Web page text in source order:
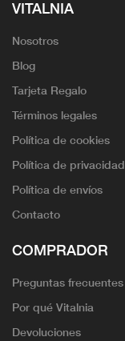
VITALNIA
Nosotros
Blog
Tarjeta Regalo
Términos legales
Política de cookies
Política de privacidad
Política de envíos
Contacto
COMPRADOR
Preguntas frecuentes
Por qué Vitalnia
Devoluciones